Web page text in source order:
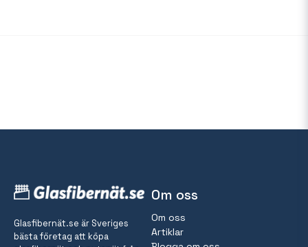
Glasfibernät.se är Sveriges
bästa företag att köpa
Om oss
Om oss
Artiklar